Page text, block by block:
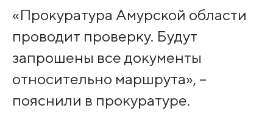
«Прокуратура Амурской области
проводит проверку. Будут
запрошены все документы
относительно маршрута», –
пояснили в прокуратуре.